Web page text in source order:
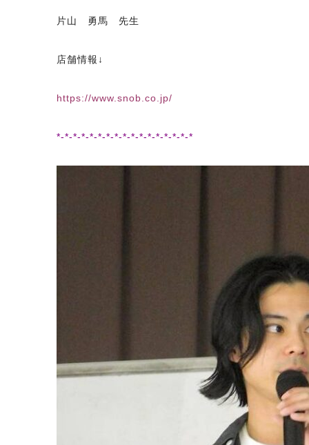
片山 勇馬 先生
店舗情報↓
https://www.snob.co.jp/
*-*-*-*-*-*-*-*-*-*-*-*-*-*-*-*-*